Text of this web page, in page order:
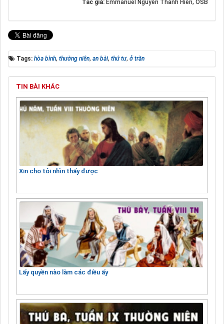
Tác giả: Emmanuel Nguyễn Thanh Hiền, OSB
Tags: hòa bình, thường niên, an bài, thứ tư, ở trần
TIN BÀI KHÁC
Xin cho tôi nhìn thấy được
Lấy quyền nào làm các điều ấy